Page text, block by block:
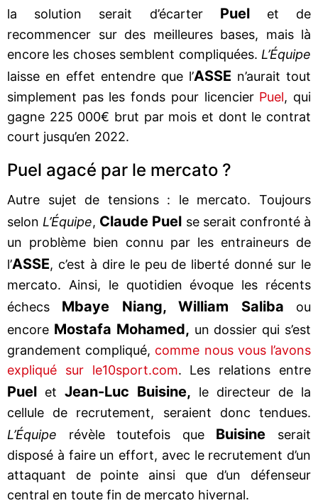
la solution serait d’écarter Puelet de
recommencer sur des meilleures bases, mais là
encore les choses semblent compliquées. L’Équipe
laisse en effet entendre que l’ASSE n’aurait tout
simplement pas les fonds pour licencier Puel, qui
gagne 225 000€ brut par mois et dont le contrat
court jusqu’en 2022.
Puel agacé par le mercato ?
Autre sujet de tensions : le mercato. Toujours
selon L’Équipe, Claude Puel se serait confronté à
un problème bien connu par les entraineurs de
l’ASSE, c’est à dire le peu de liberté donné sur le
mercato. Ainsi, le quotidien évoque les récents
échecs Mbaye Niang, William Saliba ou
encore Mostafa Mohamed, un dossier qui s’est
grandement compliqué, comme nous vous l’avons
expliqué sur le10sport.com. Les relations entre
Puel et Jean-Luc Buisine, le directeur de la
cellule de recrutement, seraient donc tendues.
L’Équipe révèle toutefois que Buisine serait
disposé à faire un effort, avec le recrutement d’un
attaquant de pointe ainsi que d’un défenseur
central en toute fin de mercato hivernal.